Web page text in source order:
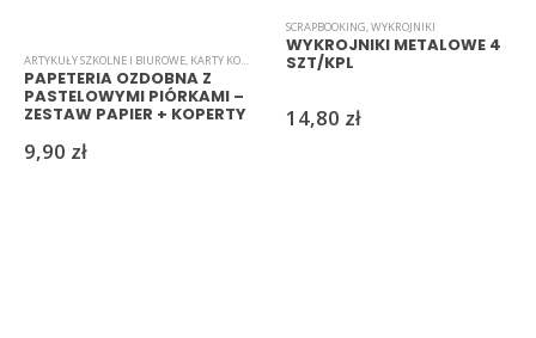
ARTYKUŁY SZKOLNE I BIUROWE, KARTY KOPERTY KOPERTY I ZESTAWY KOPERT
PAPETERIA OZDOBNA Z
PASTELOWYMI PIÓRKAMI –
ZESTAW PAPIER + KOPERTY
9,90 zł
SCRAPBOOKING,WYKROJNIKI
WYKROJNIKI METALOWE 4
SZT/KPL
14,80 zł